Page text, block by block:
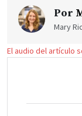
Por
Mary
El audio del artículo